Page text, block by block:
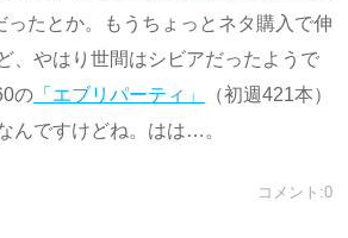
ったとか。もうちょっとネタ購入で伸
、やはり世間はシビアだったようで
の 「エブリパーティ」
（初週421本）
んですけどね。はは…。
コメント:0